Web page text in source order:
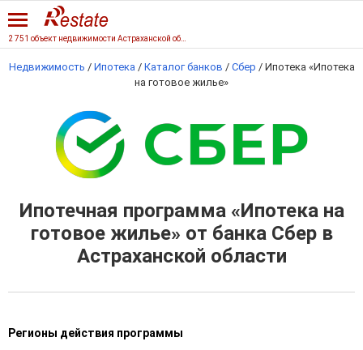
Недвижимость / Ипотека / Каталог банков / Сбер / Ипотека «Ипотека
на готовое жилье»
Ипотечная программа «Ипотека на
готовое жилье» от банка Сбер в
Астраханской области
Регионы действия программы